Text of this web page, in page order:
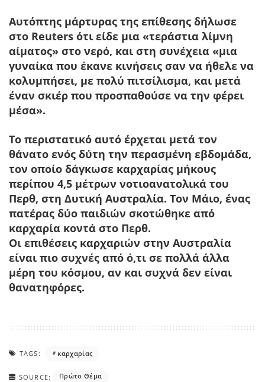
Αυτόπτης μάρτυρας της επίθεσης δήλωσε
στο Reuters ότι είδε μια «τεράστια λίμνη
αίματος» στο νερό, και στη συνέχεια «μια
γυναίκα που έκανε κινήσεις σαν να ήθελε να
κολυμπήσει, με πολύ πιτσίλισμα, και μετά
έναν σκιέρ που προσπαθούσε να την φέρει
μέσα».
Το περιστατικό αυτό έρχεται μετά τον
θάνατο ενός δύτη την περασμένη εβδομάδα,
τον οποίο δάγκωσε καρχαρίας μήκους
περίπου 4,5 μέτρων νοτιοανατολικά του
Περθ, στη Δυτική Αυστραλία. Τον Μάιο, ένας
πατέρας δύο παιδιών σκοτώθηκε από
καρχαρία κοντά στο Περθ.
Οι επιθέσεις καρχαριών στην Αυστραλία
είναι πιο συχνές από ό,τι σε πολλά άλλα
μέρη του κόσμου, αν και συχνά δεν είναι
θανατηφόρες.
TAGS: καρχαρίας
SOURCE: Πρώτο Θέμα